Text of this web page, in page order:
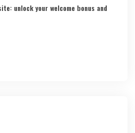
unlock your welcome bonus and